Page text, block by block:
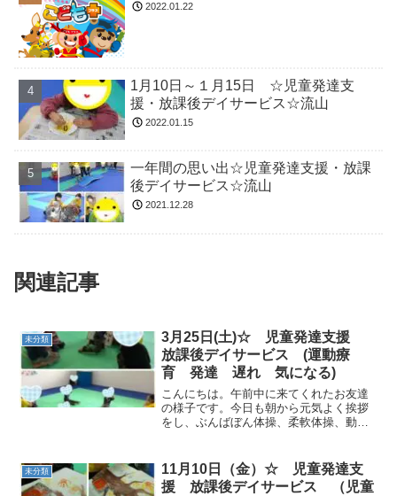
2022.01.22
1月10日～１月15日 ☆児童発達支
援・放課後デイサービス☆流山
2022.01.15
一年間の思い出☆児童発達支援・放課
後デイサービス☆流山
2021.12.28
関連記事
未分類
3月25日(土)☆ 児童発達支援
放課後デイサービス (運動療
育 発達 遅れ 気になる)
こんにちは。午前中に来てくれたお友達
の様子です。今日も朝から元気よく挨拶
をし、ぶんばぼん体操、柔軟体操、動物
がみんな笑顔で走り回っていました（＾
ｕ＾）今日は天気が良かっ...
未分類
11月10日（金）☆ 児童発達支
援 放課後デイサービス （児童